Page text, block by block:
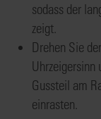
sodass der
zeigt.
Drehen Sie
Uhrzeigersinn
Gussteil am
einrasten.